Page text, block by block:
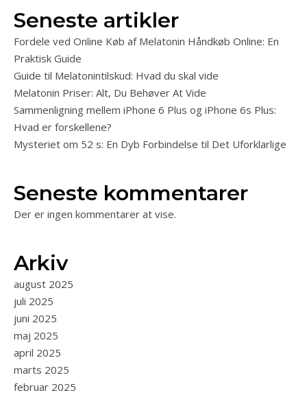
Seneste artikler
Fordele ved Online Køb af Melatonin Håndkøb Online: En
Praktisk Guide
Guide til Melatonintilskud: Hvad du skal vide
Melatonin Priser: Alt, Du Behøver At Vide
Sammenligning mellem iPhone 6 Plus og iPhone 6s Plus:
Hvad er forskellene?
Mysteriet om 52 s: En Dyb Forbindelse til Det Uforklarlige
Seneste kommentarer
Der er ingen kommentarer at vise.
Arkiv
august 2025
juli 2025
juni 2025
maj 2025
april 2025
marts 2025
februar 2025